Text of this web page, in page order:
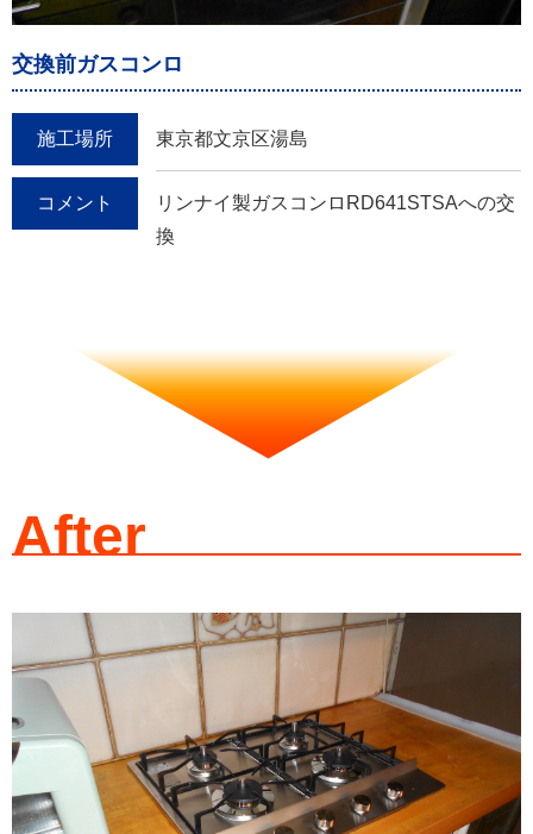
交換前ガスコンロ
施工場所 東京都文京区湯島
コメント
リンナイ製ガスコンロRD641STSAへの交
換
After